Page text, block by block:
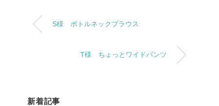
S様 ボトルネックブラウス
T様 ちょっとワイドパンツ
新着記事